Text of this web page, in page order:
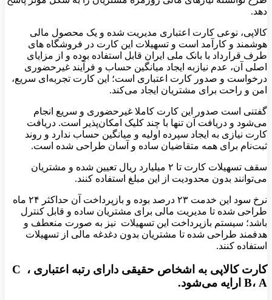
دهد.
کالاپی، نوعی کارت اعتباری مدیریت ‌شده و یک محصول مالی
هوشمند و کارآمد است و تسهیلات این کارت در فروشگاه های
طرف قرارداد با بانک ملی ایران قابل استفاده بوده و از مزایای
اصلی آن، عدم نیازبه ایجاد میانگین حساب و فرآیند غیرحضوری
درخواست و صدور کارت اعتباری است؛ این کارت تجربه‌ای سریع،
امن و راحت برای مشتریان ایجاد می‌کند.
گفتنی است صدور این کارت کاملا غیرحضوری و سریع انجام
می‌شود و دریافت آن تنها با چند کلیک امکان‌پذیر است. دریافت
کارت نیازی به ایجاد سپرده اولیه و میانگین حساب ندارد و روند
ثبت‌نام برای همه متقاضیان ساده و آسان طراحی شده است.
سقف تسهیلات کارت تا ۲ میلیارد ریال تعیین شده و مشتریان
می‌توانند بدون محدودیت از این مبلغ استفاده کنند.
نرخ سود این خدمت ۲۳ درصد بوده و بازپرداخت آن حداکثر ۲۴ ماه
طراحی شده تا مدیریت مالی برای مشتریان ساده و قابل کنترل
باشد؛ سیستم بازپرداخت این تسهیلات نیز به صورت منعطف و
هدفمند طراحی شده تا مشتریان بدون دغدغه مالی از تسهیلات
استفاده کنند.
کارت کالاپی به اشخاص حقیقی دارای رتبه اعتباری C ،
B، A ارایه می‌شود.